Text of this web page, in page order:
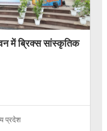
में ब्रिक्स सांस्कृतिक
प्रदेश